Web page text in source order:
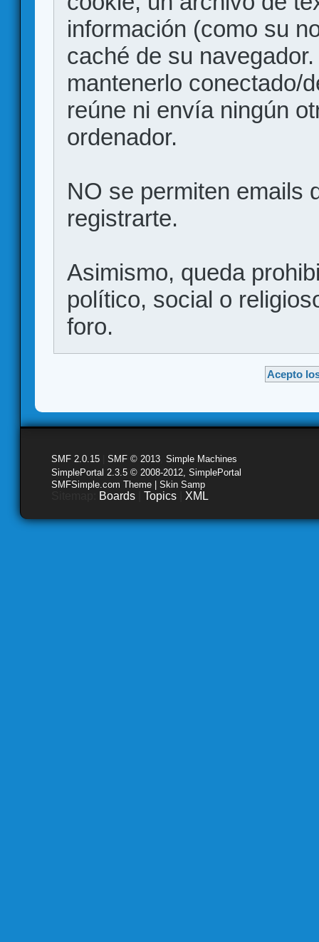
información (como su
caché de su
mantenerlo conectado/
reúne ni envía ningún
ordenador.
NO se permiten emails
registrarte.
Asimismo, queda
político, social o
foro.
SMF 2.0.15 SMF © 2013 Simple Machines
SimplePortal 2.3.5 © 2008-2012, SimplePortal
SMFSimple.com Theme | Skin Samp
Boards Topics XML